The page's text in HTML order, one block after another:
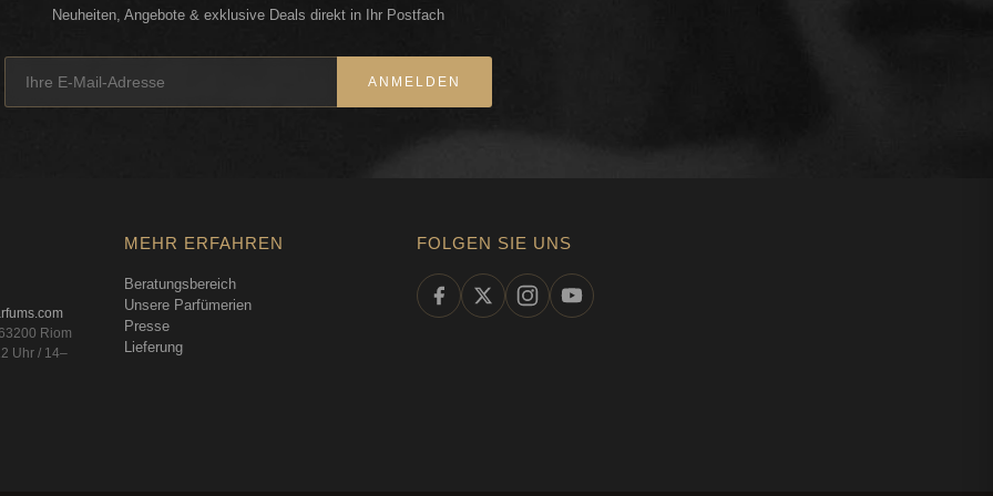
anderen Cremes Abeille Royale gewissermaßen vervielfacht!
Die Lotion Nectar de Miel Abeille Royale, ein
Festigkeits-Booster
sofort straffer, glatter und leuchtender.
Die Lotion Abeille Royale von Guerlain
Festigkeit, Glättend
Neuheiten, Angebote & exklusive Deals direkt in Ihr Postfach
ANMELDEN
Riom
Uhr / 14–
MEHR ERFAHREN
Beratungsbereich
Unsere Parfümerien
Presse
Lieferung
FOLGEN SIE UNS